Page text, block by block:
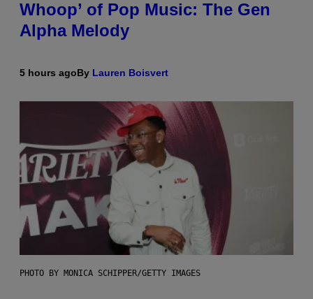
Whoop’ of Pop Music: The Gen
Alpha Melody
5 hours agoBy Lauren Boisvert
PHOTO BY MONICA SCHIPPER/GETTY IMAGES